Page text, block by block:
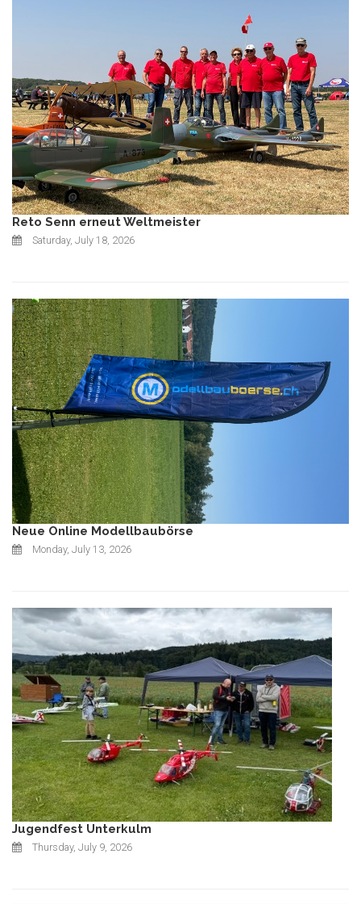
Reto Senn erneut Weltmeister
Saturday, July 18, 2026
Neue Online Modellbaubörse
Monday, July 13, 2026
Jugendfest Unterkulm
Thursday, July 9, 2026